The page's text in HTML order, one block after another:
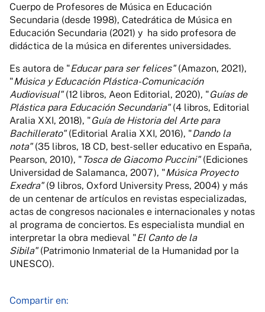
Cuerpo de Profesores de Música en Educación
Secundaria (desde 1998), Catedrática de Música en
Educación Secundaria (2021) y ha sido profesora de
didáctica de la música en diferentes universidades.
Es autora de "Educar para ser felices"(Amazon, 2021),
"Música y Educación Plástica-Comunicación
Audiovisual"(12 libros, Aeon Editorial, 2020), "Guías de
Plástica para Educación Secundaria"(4 libros, Editorial
Aralia XXI, 2018), "Guía de Historia del Arte para
Bachillerato"(Editorial Aralia XXI, 2016), "Dando la
nota"(35 libros, 18 CD, best-seller educativo en España,
Pearson, 2010), " Tosca de Giacomo Puccini"(Ediciones
Universidad de Salamanca, 2007), "Música Proyecto
Exedra"(9 libros, Oxford University Press, 2004) y más
de un centenar de artículos en revistas especializadas,
actas de congresos nacionales e internacionales y notas
al programa de conciertos. Es especialista mundial en
interpretar la obra medieval "El Canto de la
Sibila"(Patrimonio Inmaterial de la Humanidad por la
UNESCO).
Compartir en: